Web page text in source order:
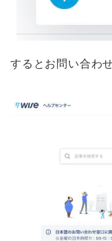
するとお問い合わ